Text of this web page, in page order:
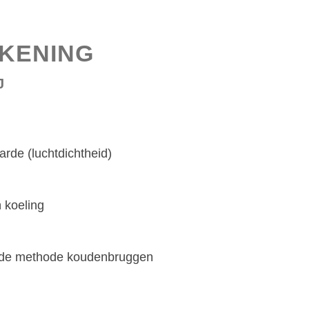
(luchtdichtheid)
koeling
methode koudenbruggen